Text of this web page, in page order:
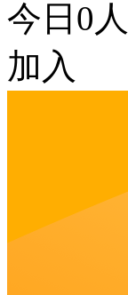
今日 0
加入